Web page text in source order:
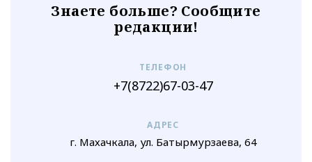
Знаете больше? Сообщите
редакции!
ТЕЛЕФОН
+7(8722)67-03-47
АДРЕС
г. Махачкала, ул. Батырмурзаева, 64